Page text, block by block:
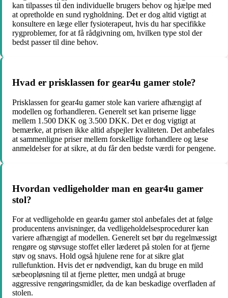
kan tilpasses til den individuelle brugers behov og hjælpe med
at opretholde en sund rygholdning. Det er dog altid vigtigt at
konsultere en læge eller fysioterapeut, hvis du har specifikke
rygproblemer, for at få rådgivning om, hvilken type stol der
bedst passer til dine behov.
Hvad er prisklassen for gear4u gamer stole?
Prisklassen for gear4u gamer stole kan variere afhængigt af
modellen og forhandleren. Generelt set kan priserne ligge
mellem 1.500 DKK og 3.500 DKK. Det er dog vigtigt at
bemærke, at prisen ikke altid afspejler kvaliteten. Det anbefales
at sammenligne priser mellem forskellige forhandlere og læse
anmeldelser for at sikre, at du får den bedste værdi for pengene.
Hvordan vedligeholder man en gear4u gamer
stol?
For at vedligeholde en gear4u gamer stol anbefales det at følge
producentens anvisninger, da vedligeholdelsesprocedurer kan
variere afhængigt af modellen. Generelt set bør du regelmæssigt
rengøre og støvsuge stoffet eller læderet på stolen for at fjerne
støv og snavs. Hold også hjulene rene for at sikre glat
rullefunktion. Hvis det er nødvendigt, kan du bruge en mild
sæbeopløsning til at fjerne pletter, men undgå at bruge
aggressive rengøringsmidler, da de kan beskadige overfladen af
stolen.